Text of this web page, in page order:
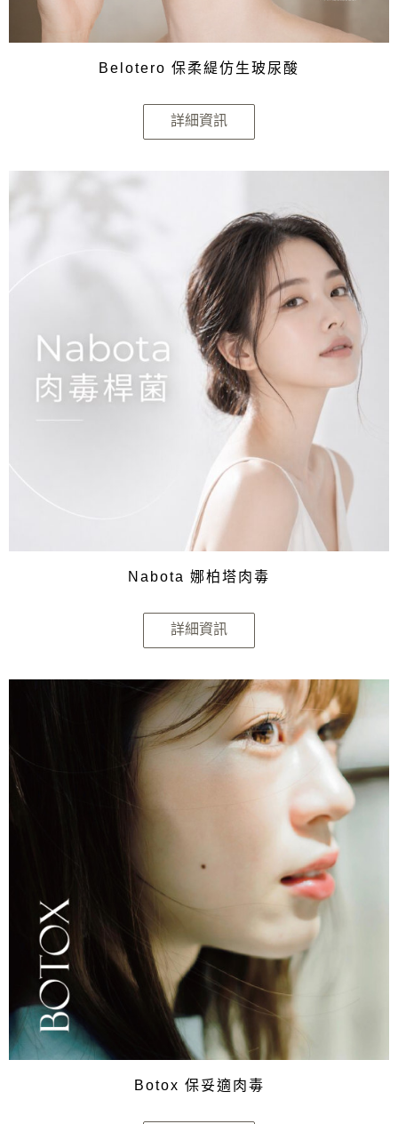
Belotero 保柔緹仿生玻尿酸
詳細資訊
Nabota 娜柏塔肉毒
詳細資訊
Botox 保妥適肉毒